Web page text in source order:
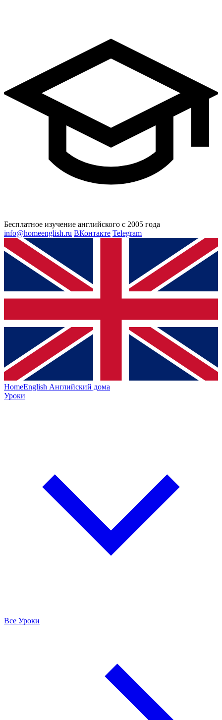
Бесплатное изучение английского с 2005 года
info@homeenglish.ru ВКонтакте Telegram
HomeEnglish Английский дома
Уроки
Все Уроки